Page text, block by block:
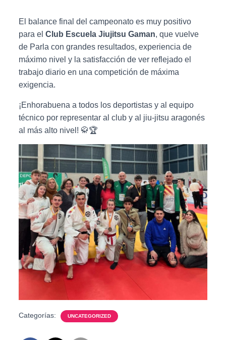
El balance final del campeonato es muy positivo
para elClub Escuela Jiujitsu Gaman, que vuelve
de Parla con grandes resultados, experiencia de
máximo nivel y la satisfacción de ver reflejado el
trabajo diario en una competición de máxima
exigencia.
¡Enhorabuena a todos los deportistas y al equipo
técnico por representar al club y al jiu-jitsu aragonés
al más alto nivel! 🥋🏆
Categorías: UNCATEGORIZED